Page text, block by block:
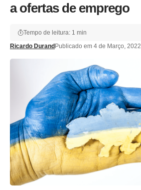
a ofertas de emprego
Ricardo Durand Publicado em 4 de Março, 2022
Tempo de leitura: 1 min